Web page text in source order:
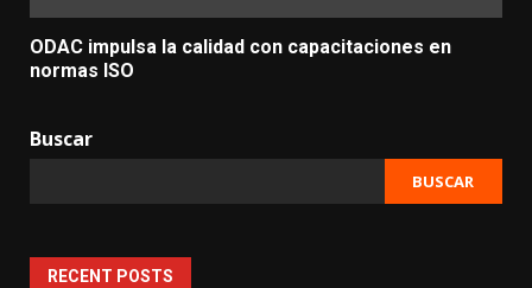
ODAC impulsa la calidad con capacitaciones en
normas ISO
Buscar
BUSCAR
RECENT POSTS